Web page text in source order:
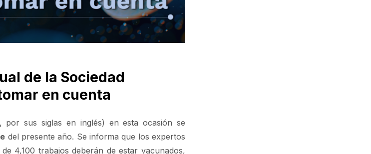
de la Sociedad
en cuenta
por sus siglas en inglés) en esta ocasión se
del presente año. Se informa que los expertos
4,100 trabajos deberán de estar vacunados,